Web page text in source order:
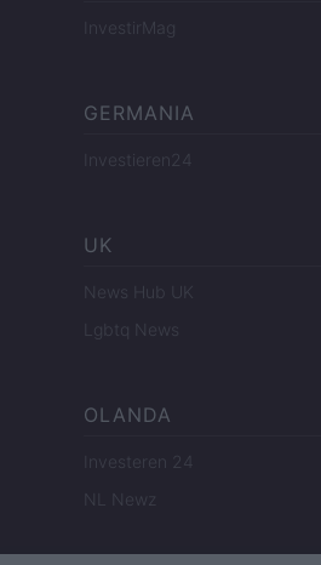
InvestirMag
GERMANIA
Investieren24
UK
News Hub UK
Lgbtq News
OLANDA
Investeren 24
NL Newz